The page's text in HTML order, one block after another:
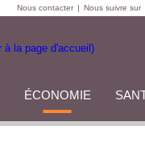
Nous contacter | Nous suivre sur
ÉCONOMIE